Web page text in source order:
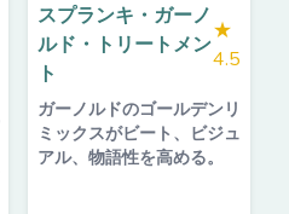
スプランキ・ガーノ
ルド・トリートメン
ト
★
4.5
ガーノルドのゴールデンリ
ミックスがビート、ビジュ
アル、物語性を高める。